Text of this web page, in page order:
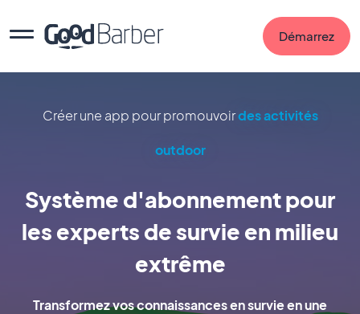
Démarrez
Créer une app pour promouvoirdes activités
outdoor
Système d'abonnement pour
les experts de survie en milieu
extrême
Transformez vos connaissances en survie en une